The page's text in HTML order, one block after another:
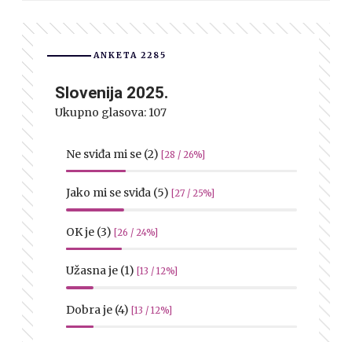
ANKETA 2285
Slovenija 2025.
Ukupno glasova: 107
Ne sviđa mi se (2) [28 / 26%]
Jako mi se sviđa (5) [27 / 25%]
OK je (3) [26 / 24%]
Užasna je (1) [13 / 12%]
Dobra je (4) [13 / 12%]